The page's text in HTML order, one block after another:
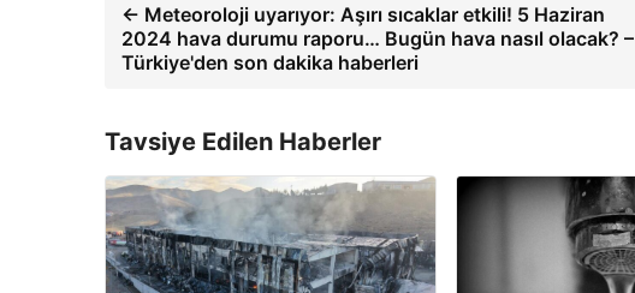
← Meteoroloji uyarıyor: Aşırı sıcaklar etkili! 5 Haziran
2024 hava durumu raporu… Bugün hava nasıl olacak? –
Türkiye'den son dakika haberleri
Tavsiye Edilen Haberler